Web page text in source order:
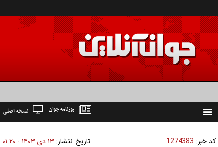
Toggle
نسخه اصلی روزنامه جوان
کد خبر: 1274383 تاریخ انتشار: ۱۳ دی ۱۴۰۳ - ۰۱:۲۰